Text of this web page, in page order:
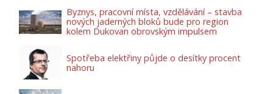
Byznys, pracovní místa, vzdělávání – stavba
nových jaderných bloků bude pro region
kolem Dukovan obrovským impulsem
Spotřeba elektřiny půjde o desítky procent
nahoru